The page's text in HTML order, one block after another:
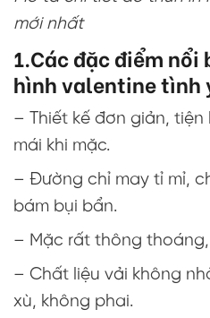
mới nhất
1.Các đặc điểm
hình valentine tình
– Thiết kế đơn giản,
mái khi mặc.
– Đường chỉ may tỉ mỉ,
bám bụi bẩn.
– Mặc rất thông
– Chất liệu vải không
xù, không phai.